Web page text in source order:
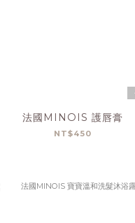
法國MINOIS 護唇膏
NT$450